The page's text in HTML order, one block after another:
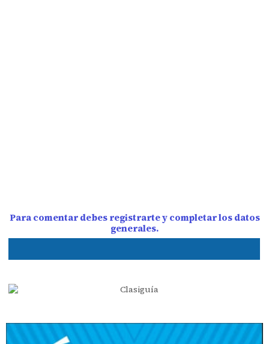
Para comentar debes registrarte y completar los datos
generales.